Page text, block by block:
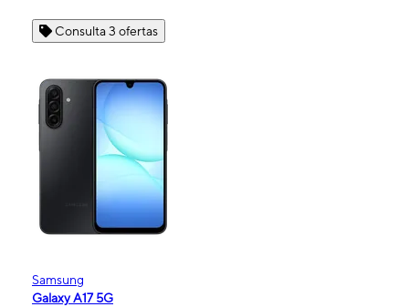
Consulta 3 ofertas
Samsung
Galaxy A17 5G